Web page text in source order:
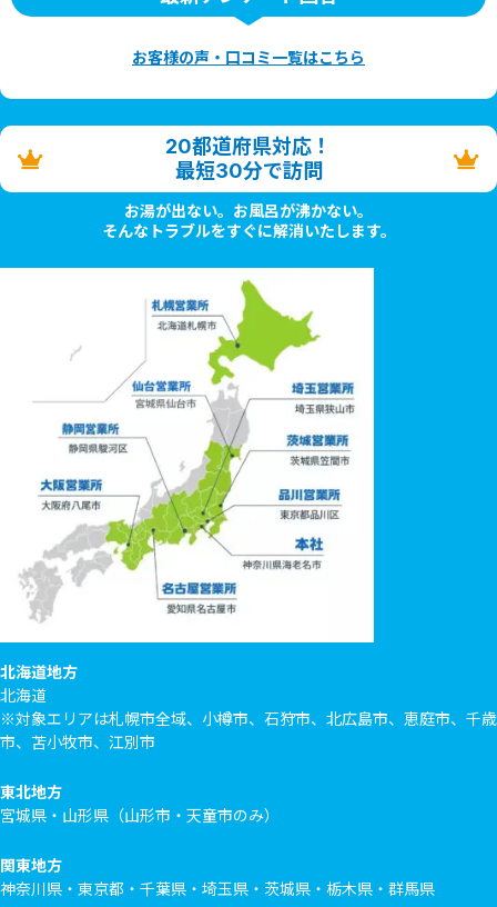
お客様の声・口コミ一覧はこちら
20都道府県対応！
最短30分で訪問
お湯が出ない。お風呂が沸かない。
そんなトラブルをすぐに解消いたします。
北海道地方
北海道
※対象エリアは札幌市全域、小樽市、石狩市、北広島市、恵庭市、千歳
市、苫小牧市、江別市
東北地方
宮城県・山形県（山形市・天童市のみ）
関東地方
神奈川県・東京都・千葉県・埼玉県・茨城県・栃木県・群馬県